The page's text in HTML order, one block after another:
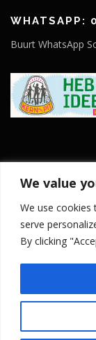
We value
We use cookies
serve
By clicking
WHATSAPP:
Buurt WhatsApp